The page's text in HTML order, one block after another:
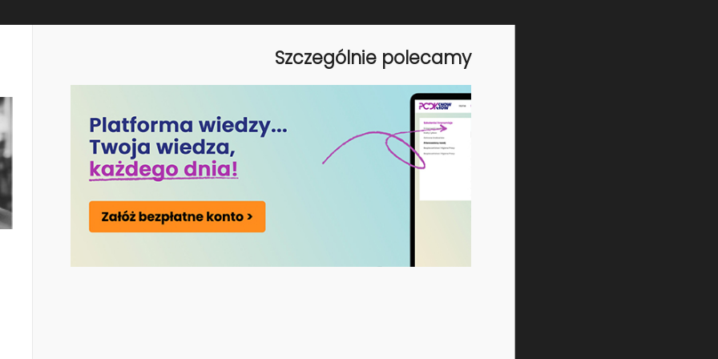
Szczególnie polecamyśrodowiskowymi, technicznymi i
materiałowymi w całym łańcuchu
dostaw. Szkolenie pokazuje, jakie
obowiązki wynikają z nowych regulacji,
jakie dane będą wymagane oraz jak
organizacyjnie przygotować firmę do
wdrożenia nowych wymogów.
produktów
produkcji
DPP